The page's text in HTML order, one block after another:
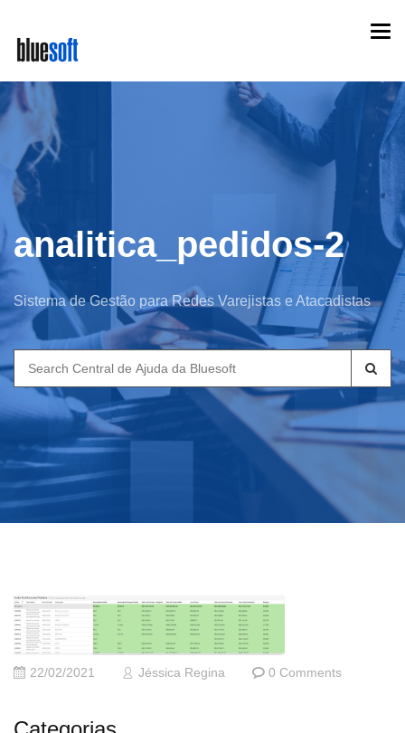
main
content
analitica_pedidos-2
Sistema de Gestão para Redes Varejistas e Atacadistas
Search
for:
22/02/2021 Jéssica Regina 0 Comments